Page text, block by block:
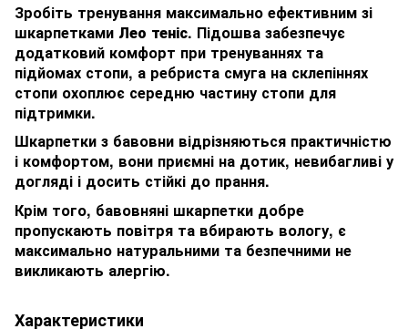
Зробіть тренування максимально ефективним зі
шкарпетками Лео теніс. Підошва забезпечує
додатковий комфорт при тренуваннях та
підйомах стопи, а ребриста смуга на склепіннях
стопи охоплює середню частину стопи для
підтримки.
Шкарпетки з бавовни відрізняються практичністю
і комфортом, вони приємні на дотик, невибагливі у
догляді і досить стійкі до прання.
Крім того, бавовняні шкарпетки добре
пропускають повітря та вбирають вологу, є
максимально натуральними та безпечними не
викликають алергію.
Характеристики